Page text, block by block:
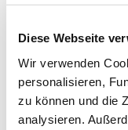
Diese Webseite
Wir verwenden
personalisieren,
zu können und die
analysieren.